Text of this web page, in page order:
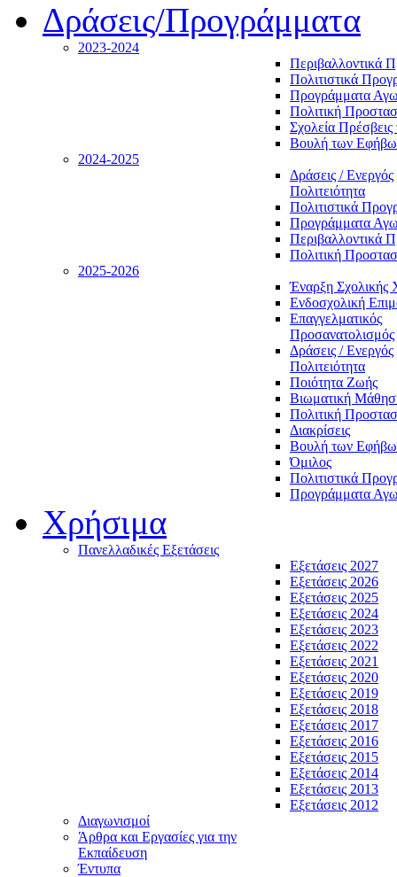
Δράσεις/Προγράμματα
2023-2024
Περιβαλλοντικά
Πολιτιστικά
Προγράμματα
Πολιτική
Σχολεία
Βουλή των
2024-2025
Δράσεις / Ενεργός
Πολιτειότητα
Πολιτιστικά
Προγράμματα
Περιβαλλοντικά
Πολιτική
2025-2026
Έναρξη Σχολικής
Ενδοσχολική
Επαγγελματικός
Προσανατολισμός
Δράσεις / Ενεργός
Πολιτειότητα
Ποιότητα Ζωής
Βιωματική
Πολιτική
Διακρίσεις
Βουλή των
Όμιλος
Πολιτιστικά
Προγράμματα
Χρήσιμα
Πανελλαδικές Εξετάσεις
Εξετάσεις 2027
Εξετάσεις 2026
Εξετάσεις 2025
Εξετάσεις 2024
Εξετάσεις 2023
Εξετάσεις 2022
Εξετάσεις 2021
Εξετάσεις 2020
Εξετάσεις 2019
Εξετάσεις 2018
Εξετάσεις 2017
Εξετάσεις 2016
Εξετάσεις 2015
Εξετάσεις 2014
Εξετάσεις 2013
Εξετάσεις 2012
Διαγωνισμοί
Άρθρα και Εργασίες για την
Εκπαίδευση
Έντυπα